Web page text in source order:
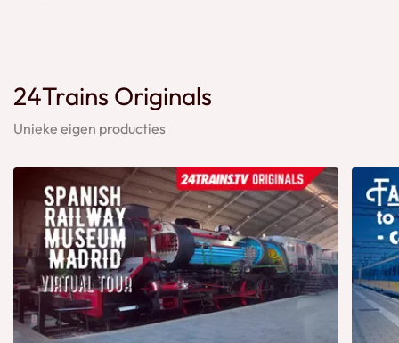
24Trains Originals
Unieke eigen producties